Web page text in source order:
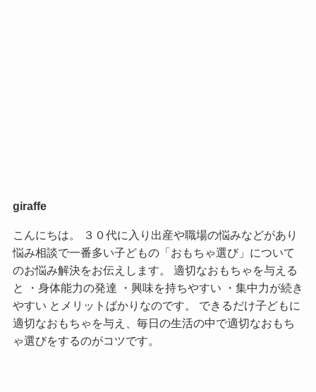
giraffe
こんにちは。 ３０代に入り出産や職場の悩みなどがあり
悩み相談で一番多い子どもの「おもちゃ選び」について
のお悩み解決をお伝えします。 適切なおもちゃを与える
と ・身体能力の発達 ・興味を持ちやすい ・集中力が続き
やすい とメリットばかりなのです。 できるだけ子どもに
適切なおもちゃを与え、毎日の生活の中で適切なおもち
ゃ選びをするのがコツです。